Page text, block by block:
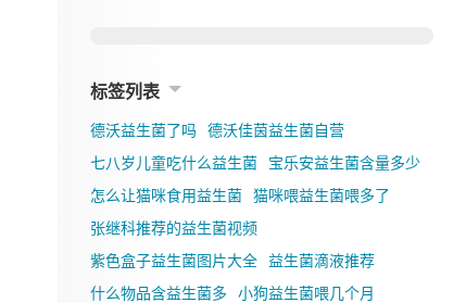
标签列表
德沃益生菌了吗
德沃佳茵益生菌自营
七八岁儿童吃什么益生菌
宝乐安益生菌含量多少
怎么让猫咪食用益生菌
猫咪喂益生菌喂多了
张继科推荐的益生菌视频
紫色盒子益生菌图片大全
益生菌滴液推荐
什么物品含益生菌多
小狗益生菌喂几个月